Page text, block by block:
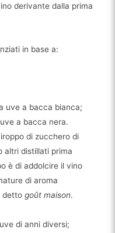
derivante dalla prima
in base a:
uve a bacca bianca;
a bacca nera.
di zucchero di
altri distillati prima
è di addolcire il vino
di aroma
dettogoût maison.
di anni diversi;